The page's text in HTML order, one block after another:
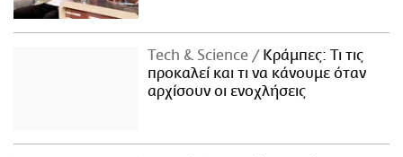
Τech & Science
Κράμπες: Τι τις
προκαλεί και τι να κάνουμε όταν
αρχίσουν οι ενοχλήσεις